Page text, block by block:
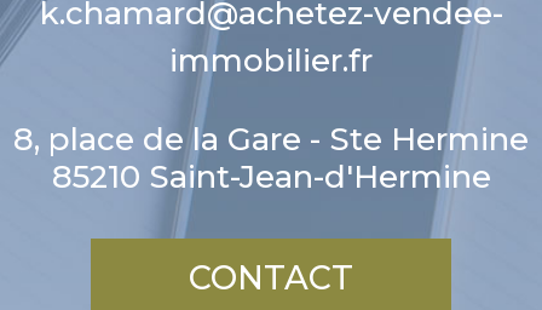
k.chamard@achetez-vendee-
immobilier.fr
8, place de la Gare - Ste Hermine
85210 Saint-Jean-d'Hermine
CONTACT